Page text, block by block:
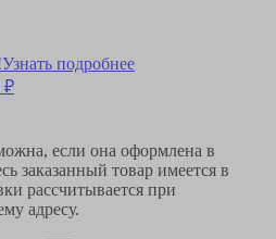
Узнать подробнее
₽
если она оформлена в
заказанный товар имеется в
рассчитывается при
адресу.